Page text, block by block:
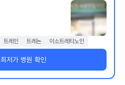
트레인 트레논 이소트레티노인
저가 병원 확인